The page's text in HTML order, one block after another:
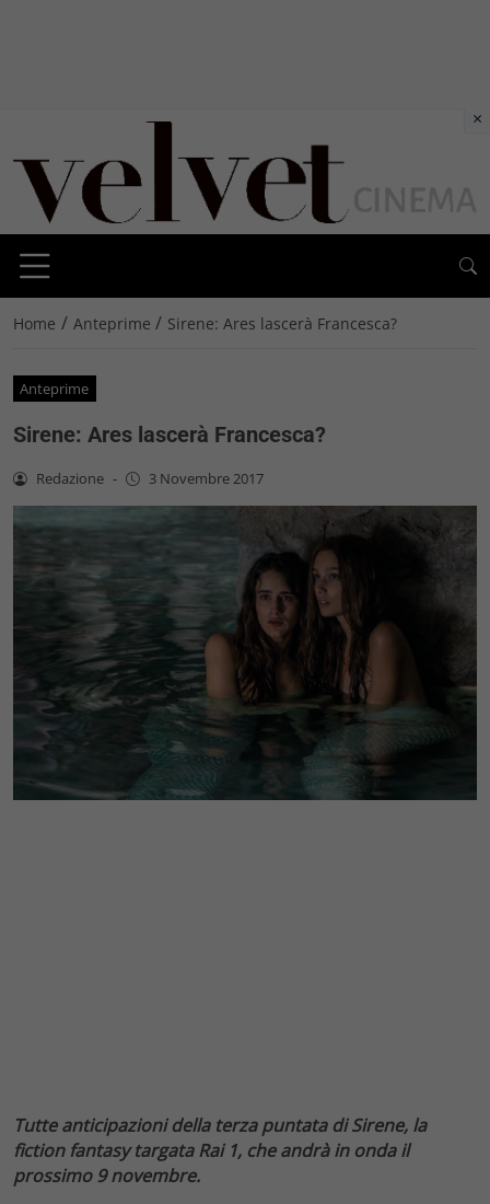
Home / Anteprime / Sirene: Ares lascerà Francesca?
Anteprime
Sirene: Ares lascerà Francesca?
Redazione - 3 Novembre 2017
Tutte anticipazioni della terza puntata di Sirene, la
fiction fantasy targata Rai 1, che andrà in onda il
prossimo 9 novembre.
×